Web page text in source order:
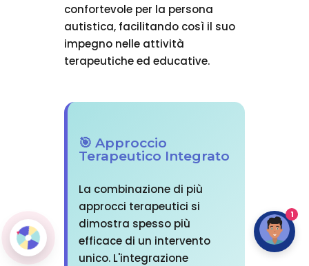
confortevole per la persona
autistica, facilitando così il suo
impegno nelle attività
terapeutiche ed educative.
🎯 Approccio
Terapeutico Integrato
La combinazione di più
approcci terapeutici si
dimostra spesso più
efficace di un intervento
unico. L'integrazione
1